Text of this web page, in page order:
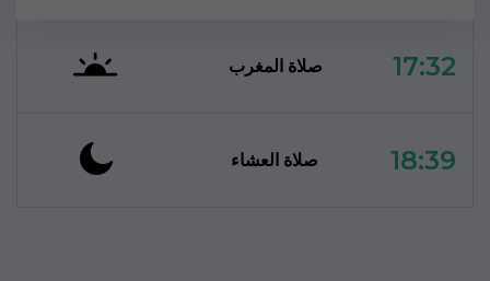
صلاة المغرب 17:32
صلاة العشاء 18:39